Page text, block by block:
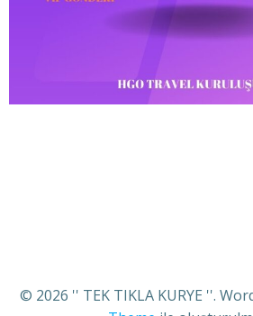
© 2026 '' TEK TIKLA KURYE ''.